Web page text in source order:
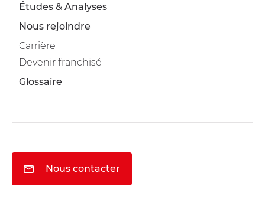
Études & Analyses
Nous rejoindre
Carrière
Devenir franchisé
Glossaire
Nous contacter